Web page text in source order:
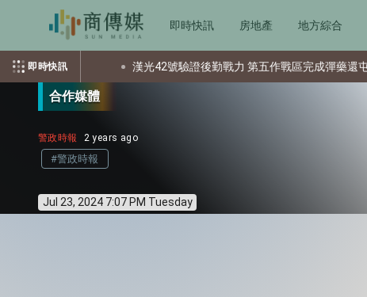
即時快訊 房地產 地方綜合
即時快訊
資？ 漢光42號驗證後勤戰力 第五作戰區完成彈藥還屯整備
合作媒體
警政時報 2 years ago
#警政時報
Jul 23, 2024 7:07 PM Tuesday